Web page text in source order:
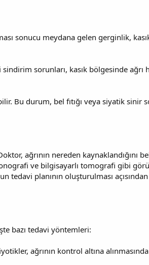
sonucu meydana gelen gerginlik,
sorunları, kasık bölgesinde ağrı
Bu durum, bel fıtığı veya siyatik sinir
ağrının nereden kaynaklandığını
ve bilgisayarlı tomografi gibi
tedavi planının oluşturulması
bazı tedavi yöntemleri:
ağrının kontrol altına